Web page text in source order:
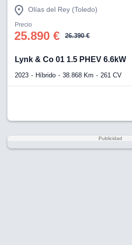
Olías del Rey (Toledo)
Precio
25.890 € 26.390 €
Lynk & Co 01 1.5 PHEV 6.6kW
2023 Híbrido 38.868 Km 261 CV